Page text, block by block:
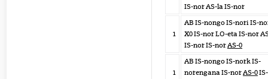
IS-nor AS-la IS-nor
1
AB IS-nongo IS-nori IS-
X0 IS-nor LO-eta IS-nor
IS-nor IS-norAS-0
1
AB IS-nongo IS-nork IS-
norengana IS-norAS-0IS-